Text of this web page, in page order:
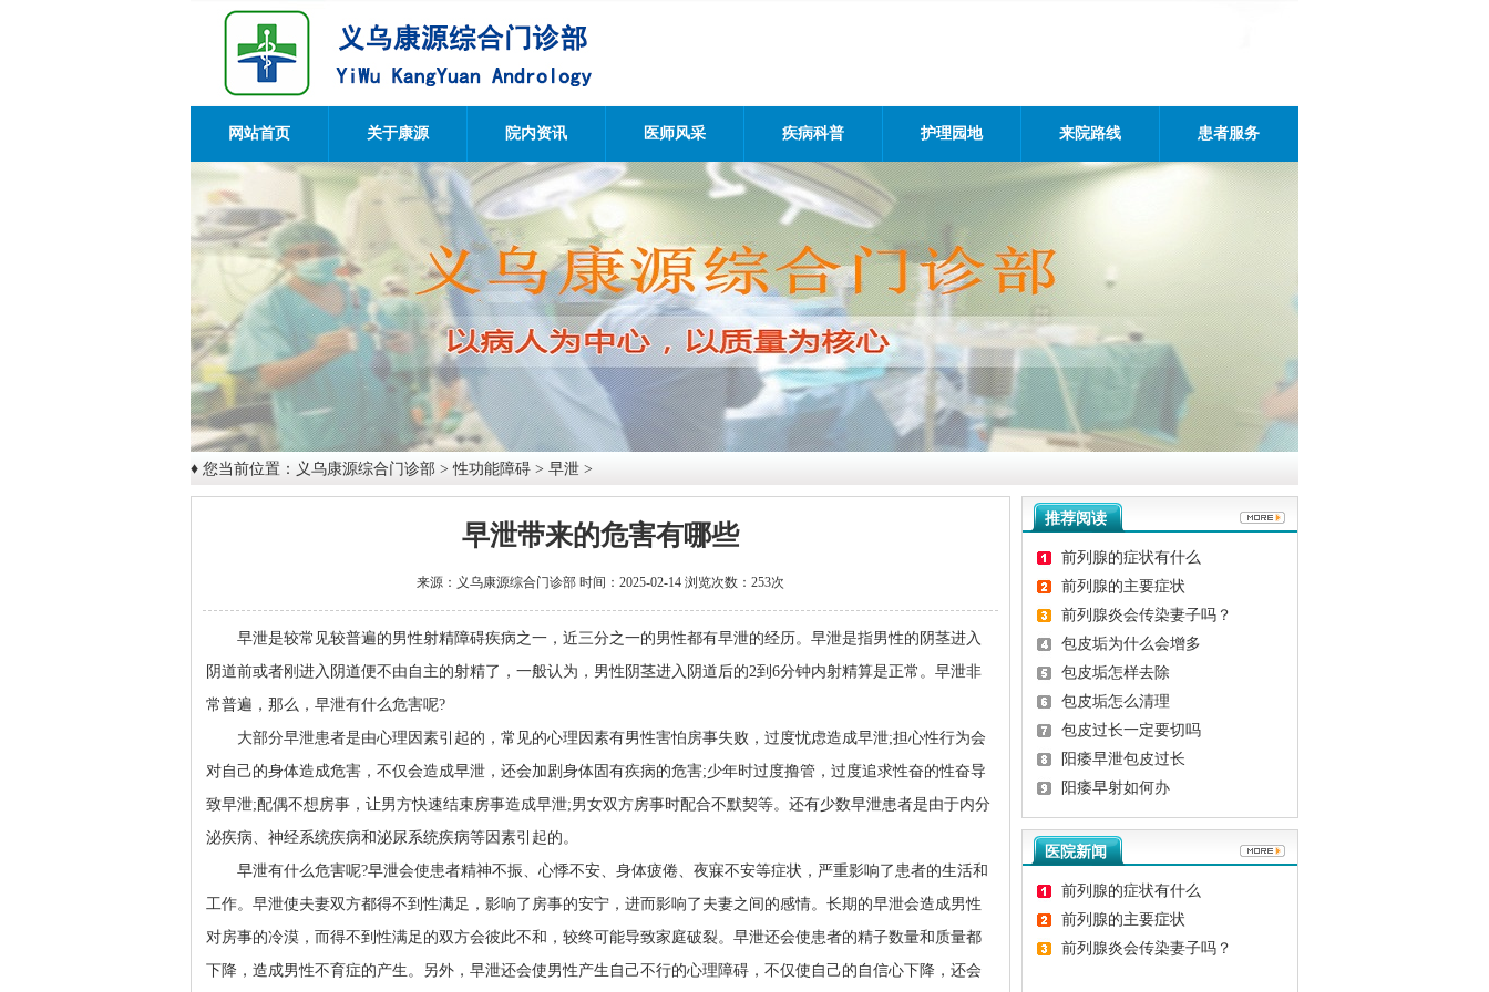
网站首页 关于康源 院内资讯 医师风采 疾病科普 护理园地 来院路线 患者服务
♦ 您当前位置： 义乌康源综合门诊部 >性功能障碍 > 早泄 >
早泄带来的危害有哪些
来源： 义乌康源综合门诊部 时间：2025-02-14 浏览次数： 253次
早泄是较常见较普遍的男性射精障碍疾病之一，近三分之一的男性都有早泄的经历。早泄是指男性的阴茎进入
阴道前或者刚进入阴道便不由自主的射精了，一般认为，男性阴茎进入阴道后的2到6分钟内射精算是正常。早泄非
常普遍，那么，早泄有什么危害呢?
大部分早泄患者是由心理因素引起的，常见的心理因素有男性害怕房事失败，过度忧虑造成早泄;担心性行为会
对自己的身体造成危害，不仅会造成早泄，还会加剧身体固有疾病的危害;少年时过度撸管，过度追求性奋的性奋导
致早泄;配偶不想房事，让男方快速结束房事造成早泄;男女双方房事时配合不默契等。还有少数早泄患者是由于内分
泌疾病、神经系统疾病和泌尿系统疾病等因素引起的。
早泄有什么危害呢?早泄会使患者精神不振、心悸不安、身体疲倦、夜寐不安等症状，严重影响了患者的生活和
工作。早泄使夫妻双方都得不到性满足，影响了房事的安宁，进而影响了夫妻之间的感情。长期的早泄会造成男性
对房事的冷漠，而得不到性满足的双方会彼此不和，较终可能导致家庭破裂。早泄还会使患者的精子数量和质量都
下降，造成男性不育症的产生。另外，早泄还会使男性产生自己不行的心理障碍，不仅使自己的自信心下降，还会
推荐阅读
前列腺的症状有什么
前列腺的主要症状
前列腺炎会传染妻子吗？
包皮垢为什么会增多
包皮垢怎样去除
包皮垢怎么清理
包皮过长一定要切吗
阳痿早泄包皮过长
阳痿早射如何办
医院新闻
前列腺的症状有什么
前列腺的主要症状
前列腺炎会传染妻子吗？